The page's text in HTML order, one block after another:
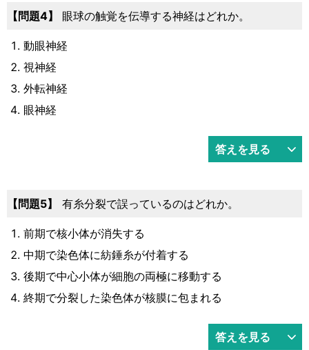
4 眼球の触覚を伝導する神経はどれか。
動眼神経
視神経
外転神経
眼神経
答えを見る
5 有糸分裂で誤っているのはどれか。
前期で核小体が消失する
中期で染色体に紡錘糸が付着する
後期で中心小体が細胞の両極に移動する
終期で分裂した染色体が核膜に包まれる
答えを見る